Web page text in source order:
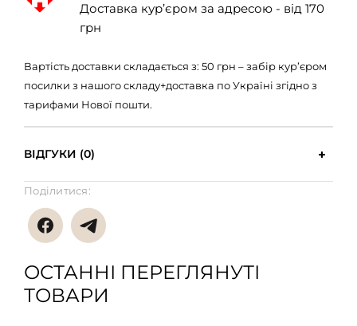
Доставка кур’єром за адресою - від 170
грн
Вартість доставки складається з: 50 грн – забір кур’єром
посилки з нашого складу+доставка по Україні згідно з
тарифами Нової пошти.
ВІДГУКИ (0)
Поділитися:
ОСТАННІ ПЕРЕГЛЯНУТІ
ТОВАРИ